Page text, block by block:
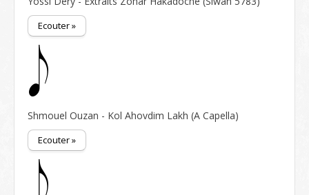
Ecouter »
Shmouel Ouzan - Kol Ahovdim Lakh (A Capella)
Ecouter »